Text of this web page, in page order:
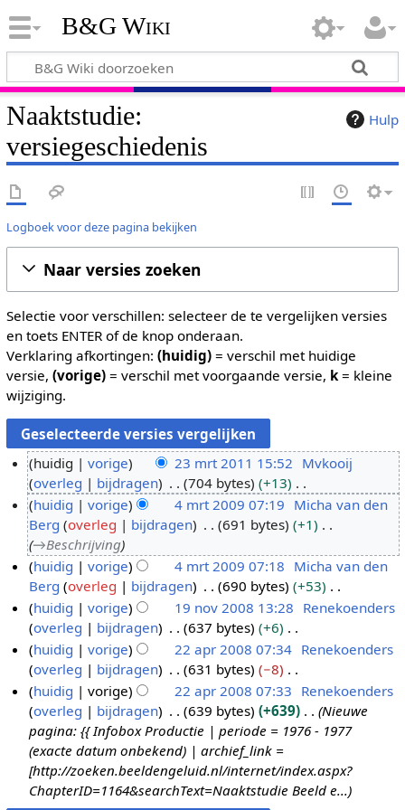
B&G Wiki
Hulp
Naaktstudie:
versiegeschiedenis
Logboek voor deze pagina bekijken
Naar versies zoeken
Selectie voor verschillen: selecteer de te vergelijken versies
en toets ENTER of de knop onderaan.
Verklaring afkortingen: (huidig)= verschil met huidige
versie, (vorige)= verschil met voorgaande versie, k= kleine
wijziging.
3
0
1
huidig vorige 23 mrt 2011 15:52 Mvkooij
overleg
bijdragen 704 bytes
+13
G
e
e
n
b
e
w
e
r
k
i
n
g
s
s
a
2
0
huidig vorige 4 mrt 2009 07:19 Micha van den
Berg overleg bijdragen 691 bytes
+1
→Beschrijving
huidig
vorige 4 mrt 2009 07:18 Micha van den
Berg overleg bijdragen 690 bytes
+53
G
e
e
n
b
e
w
e
r
k
i
9
o
huidig vorige 19 nov 2008 13:28 Renekoenders
overleg
bijdragen 637 bytes
+6
G
e
e
n
b
e
w
e
r
2
huidig vorige 22 apr 2008 07:34 Renekoenders
overleg
bijdragen 631 bytes
−8
G
e
e
n
b
e
huidig vorige 22 apr 2008 07:33 Renekoenders
overleg
bijdragen 639 bytes +639
Nieuwe
pagina: {{ Infobox Productie | periode = 1976 - 1977
(exacte datum onbekend) | archief_link =
[http://zoeken.beeldengeluid.nl/internet/index.aspx?
ChapterID=1164&searchText=Naaktstudie Beeld e...